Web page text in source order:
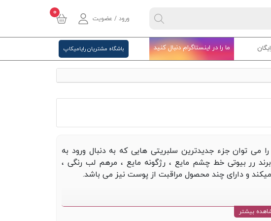
ورود / عضویت
0
ما را در اینستاگرام دنبال کنید باشگاه مشتریان رایامیکاپ
می توان جزء جدیدترین سلبریتی هایی که به دنبال ورود به
رر بیوتی خط چشم مایع ، رژگونه مایع ، مرهم لب رنگی ،
میکند و دارای چند محصول مراقبت از پوست نیز می باشد.
سعی داشته که زیبایی و جذابیت محصولات نیز مدنظر قرار
بیشتر